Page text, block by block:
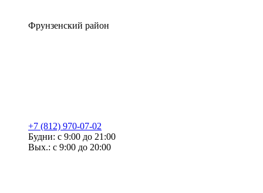
Фрунзенский район
+7 (812) 970-07-02
Будни: с 9:00 до 21:00
Вых.: с 9:00 до 20:00